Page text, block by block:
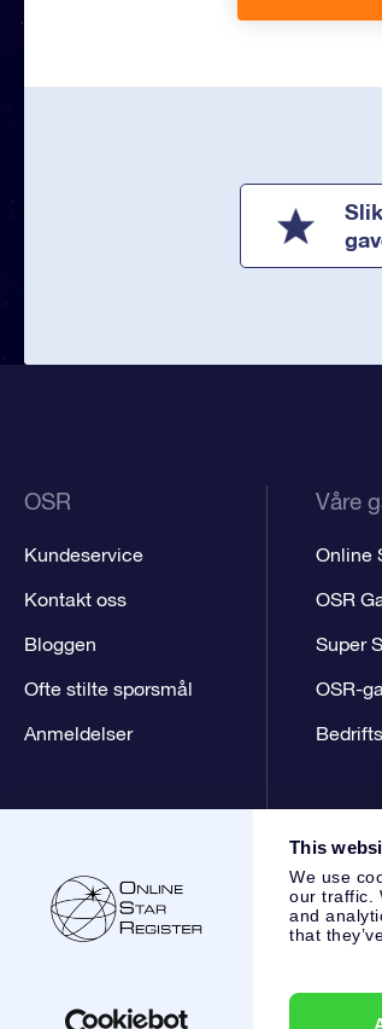
This
We use
our traffic.
and
that
OSR
Kundeservice
Kontakt oss
Bloggen
Ofte stilte spørsmål
Anmeldelser
Våre
Online
OSR
Super
OSR-
Kundeservice:help@osr.org KVK: